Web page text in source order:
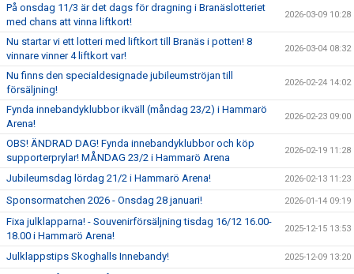
På onsdag 11/3 är det dags för dragning i Branäslotteriet
med chans att vinna liftkort!
2026-03-09 10:28
Nu startar vi ett lotteri med liftkort till Branäs i potten! 8
vinnare vinner 4 liftkort var!
2026-03-04 08:32
Nu finns den specialdesignade jubileumströjan till
försäljning!
2026-02-24 14:02
Fynda innebandyklubbor ikväll (måndag 23/2) i Hammarö
Arena!
2026-02-23 09:00
OBS! ÄNDRAD DAG! Fynda innebandyklubbor och köp
supporterprylar! MÅNDAG 23/2 i Hammarö Arena
2026-02-19 11:28
Jubileumsdag lördag 21/2 i Hammarö Arena! 2026-02-13 11:23
Sponsormatchen 2026 - Onsdag 28 januari! 2026-01-14 09:19
Fixa julklapparna! - Souvenirförsäljning tisdag 16/12 16.00-
18.00 i Hammarö Arena!
2025-12-15 13:53
Julklappstips Skoghalls Innebandy! 2025-12-09 13:20